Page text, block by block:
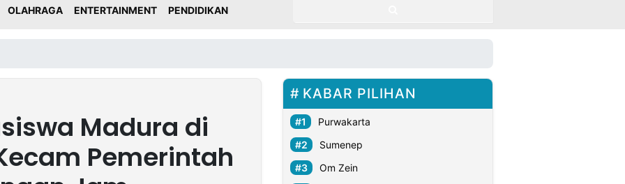
OLAHRAGA ENTERTAINMENT PENDIDIKAN
Madura di
Pemerintah
KABAR PILIHAN
Purwakarta
Sumenep
Om Zein